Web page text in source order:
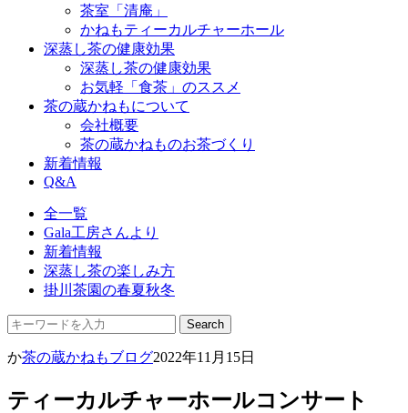
茶室「清庵」
かねもティーカルチャーホール
深蒸し茶の健康効果
深蒸し茶の健康効果
お気軽「食茶」のススメ
茶の蔵かねもについて
会社概要
茶の蔵かねものお茶づくり
新着情報
Q&A
全一覧
Gala工房さんより
新着情報
深蒸し茶の楽しみ方
掛川茶園の春夏秋冬
か茶の蔵かねもブログ2022年11月15日
ティーカルチャーホールコンサート